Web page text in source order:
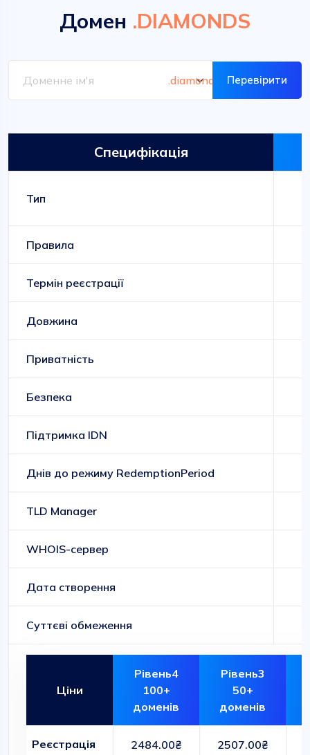
Домен .DIAMONDS
Перевірити
Специфікація
Тип
Правила
Термін реєстрації
Довжина
Приватність
Безпека
Підтримка IDN
Днів до режиму RedemptionPeriod
TLD Manager
WHOIS-сервер
Дата створення
Суттєві обмеження
Ціни
Рівень4
100+
доменів
Рівень3
50+
доменів
Реєстрація 2484.00₴ 2507.00₴